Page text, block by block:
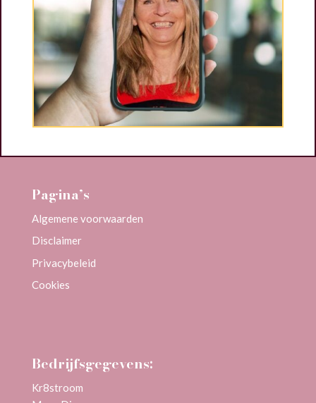
Pagina’s
Algemene voorwaarden
Disclaimer
Privacybeleid
Cookies
Bedrijfsgegevens:
Kr8stroom